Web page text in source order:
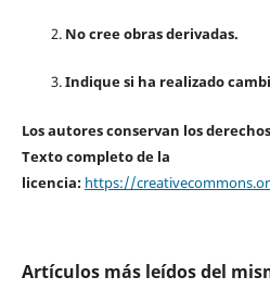
No cree obras derivadas.
Indique si ha realizado
Los autores conservan los
Texto completo de la
licencia: https://
Artículos más leídos del